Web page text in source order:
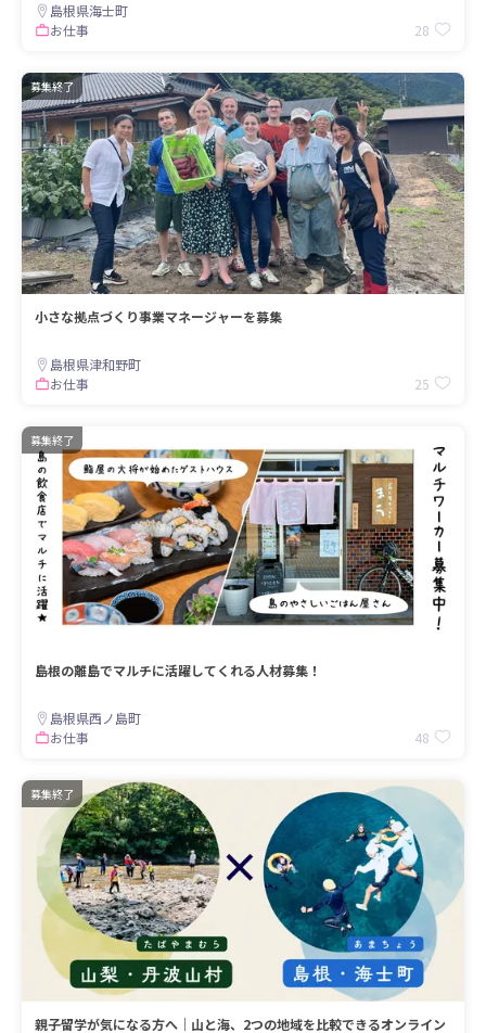
島根県海士町
お仕事
28
募集終了
小さな拠点づくり事業マネージャーを募集
島根県津和野町
お仕事
25
募集終了
島根の離島でマルチに活躍してくれる人材募集！
島根県西ノ島町
お仕事
48
募集終了
親子留学が気になる方へ｜山と海、2つの地域を比較できるオンライン